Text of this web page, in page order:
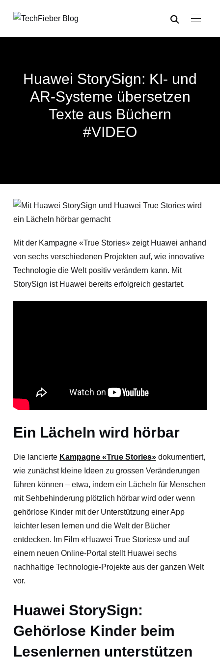
Huawei StorySign: KI- und
AR-Systeme übersetzen
Texte aus Büchern
#VIDEO
Mit der Kampagne «True Stories» zeigt Huawei anhand
von sechs verschiedenen Projekten auf, wie innovative
Technologie die Welt positiv verändern kann. Mit
StorySign ist Huawei bereits erfolgreich gestartet.
Ein Lächeln wird hörbar
Die lancierte Kampagne «True Stories»dokumentiert,
wie zunächst kleine Ideen zu grossen Veränderungen
führen können – etwa, indem ein Lächeln für Menschen
mit Sehbehinderung plötzlich hörbar wird oder wenn
gehörlose Kinder mit der Unterstützung einer App
leichter lesen lernen und die Welt der Bücher
entdecken. Im Film «Huawei True Stories» und auf
einem neuen Online-Portal stellt Huawei sechs
nachhaltige Technologie-Projekte aus der ganzen Welt
vor.
Huawei StorySign:
Gehörlose Kinder beim
Lesenlernen unterstützen